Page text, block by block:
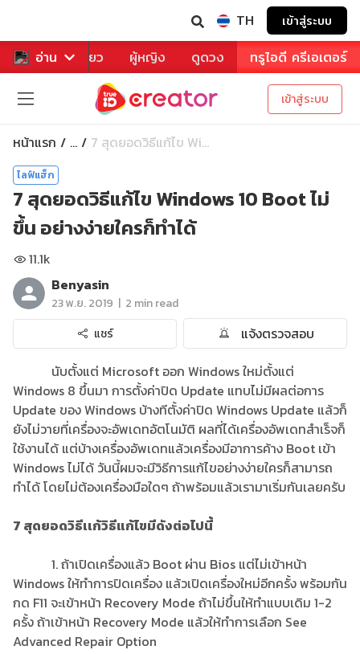
TH เข้าสู่ระบบ
อ่าน
หาร ท่องเที่ยว ผู้หญิง ดูดวง ทรูไอดี ครีเอเตอร์
เข้าสู่ระบบ
หน้าแรก ... 7 สุดยอดวิธีแก้ไข Wi...
ไลฟ์แฮ็ก
7 สุดยอดวิธีแก้ไข Windows 10 Boot ไม่
ขึ้น อย่างง่ายใครก็ทำได้
11.1k
Benyasin
23 พ.ย. 2019 | 2 min read
แชร์
แจ้งตรวจสอบ
นับตั้งแต่ Microsoft ออก Windows ใหม่ตั้งแต่
Windows 8 ขึ้นมา การตั้งค่าปิด Update แทบไม่มีผลต่อการ
Update ของ Windows บ้างทีตั้งค่าปิด Windows Update แล้วก็
ยังไม่วายที่เครื่องจะอัพเดทอัตโนมัติ ผลที่ได้เครื่องอัพเดทสำเร็จก็
ใช้งานได้ แต่บ้างเครื่องอัพเดทแล้วเครื่องมีอาการค้าง Boot เข้า
Windows ไม่ได้ วันนี้ผมจะมีวิธีการแก้ไขอย่างง่ายใครก็สามารถ
ทำได้ โดยไม่ต้องเครื่องมือใดๆ ถ้าพร้อมแล้วเรามาเริ่มกันเลยครับ
7 สุดยอดวิธีเเก้วิธีแก้ไขมีดังต่อไปนี้
1. ถ้าเปิดเครื่องแล้ว Boot ผ่าน Bios แต่ไม่เข้าหน้า
Windows ให้ทำการปิดเครื่อง แล้วเปิดเครื่องใหม่อีกครั้ง พร้อมกัน
กด F11 จะเข้าหน้า Recovery Mode ถ้าไม่ขึ้นให้ทำแบบเดิม 1-2
ครั้ง ถ้าเข้าหน้า Recovery Mode แล้วให้ทำการเลือก See
Advanced Repair Option